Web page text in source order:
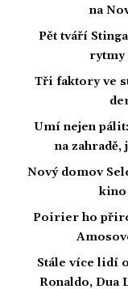
na
Pět tváří
rytmy
Tři faktory ve
Umí nejen
na zahradě,
Nový domov
kino
Poirier ho
Stále více lidí
Ronaldo, Dua